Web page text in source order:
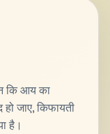
कि आय का
हो जाए, किफायती
है।